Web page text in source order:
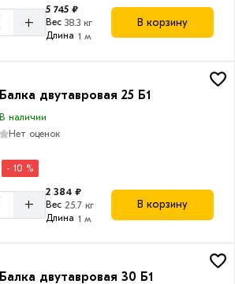
+
5 745 ₽
Вес 38.3 кг
Длина 1 м
В корзину
Балка двутавровая 25 Б1
В наличии
Нет оценок
- 10 %
+
2 384 ₽
Вес 25.7 кг
Длина 1 м
В корзину
Балка двутавровая 30 Б1